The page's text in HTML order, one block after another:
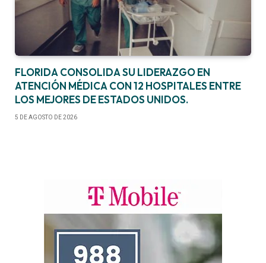
FLORIDA CONSOLIDA SU LIDERAZGO EN
ATENCIÓN MÉDICA CON 12 HOSPITALES ENTRE
LOS MEJORES DE ESTADOS UNIDOS.
5 DE AGOSTO DE 2026